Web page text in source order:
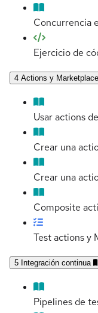
Concurrencia
Ejercicio de
4 Actions y Marketplace
Usar actions
Crear una
Crear una
Composite
Test actions y
5 Integración continua
Pipelines de